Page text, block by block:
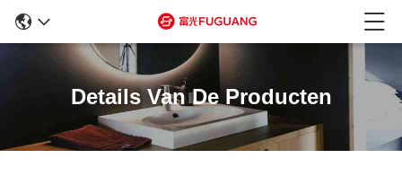
Details Van De Producten